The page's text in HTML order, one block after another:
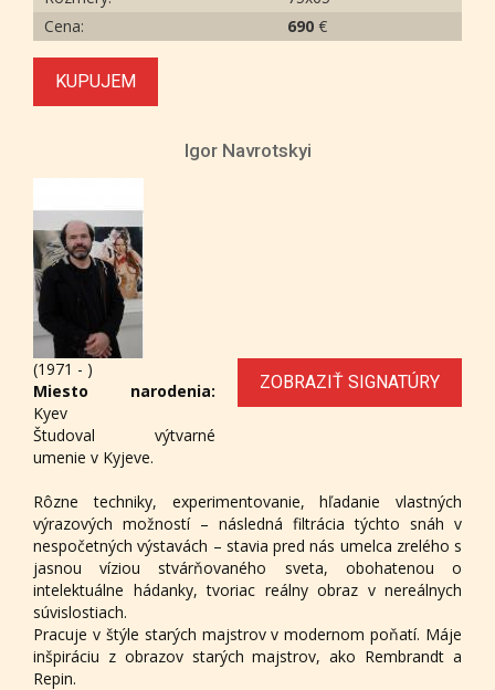
Cena:
690 €
KUPUJEM
Igor Navrotskyi
ZOBRAZIŤ SIGNATÚRY
(1971 - )
Miesto narodenia:
Kyev
Študoval výtvarné
umenie v Kyjeve.
Rôzne techniky, experimentovanie, hľadanie vlastných
výrazových možností – následná filtrácia týchto snáh v
nespočetných výstavách – stavia pred nás umelca zrelého s
jasnou víziou stvárňovaného sveta, obohatenou o
intelektuálne hádanky, tvoriac reálny obraz v nereálnych
súvislostiach.
Pracuje v štýle starých majstrov v modernom poňatí. Máje
inšpiráciu z obrazov starých majstrov, ako Rembrandt a
Repin.